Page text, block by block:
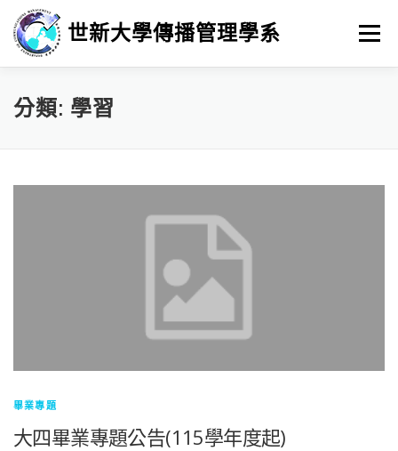
世新大學傳播管理學系 選單
招生 新聞與活動
分類: 學習
畢業專題
大四畢業專題公告(115學年度起)